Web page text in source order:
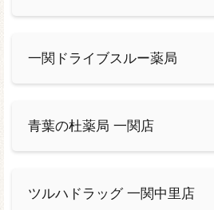
一関ドライブスルー薬局
青葉の杜薬局 一関店
ツルハドラッグ 一関中里店